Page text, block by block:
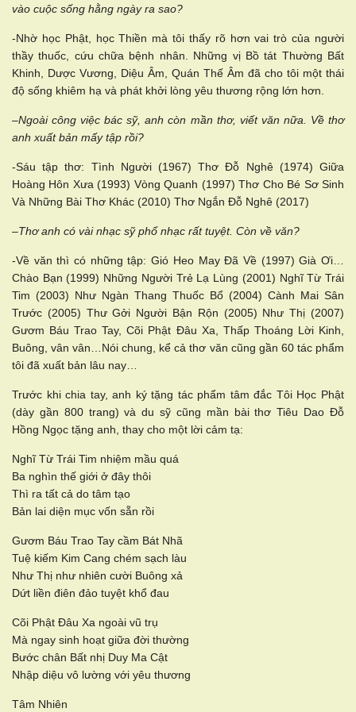
vào cuộc sống hằng ngày ra sao?
-Nhờ học Phật, học Thiền mà tôi thấy rõ hơn vai trò của người
thầy thuốc, cứu chữa bệnh nhân. Những vị Bồ tát Thường Bất
Khinh, Dược Vương, Diệu Âm, Quán Thế Âm đã cho tôi một thái
độ sống khiêm hạ và phát khởi lòng yêu thương rộng lớn hơn.
–Ngoài công việc bác sỹ, anh còn mần thơ, viết văn nữa. Về thơ
anh xuất bản mấy tập rồi?
-Sáu tập thơ: Tình Người (1967) Thơ Đỗ Nghê (1974) Giữa
Hoàng Hôn Xưa (1993) Vòng Quanh (1997) Thơ Cho Bé Sơ Sinh
Và Những Bài Thơ Khác (2010) Thơ Ngắn Đỗ Nghê (2017)
–Thơ anh có vài nhạc sỹ phổ nhạc rất tuyệt. Còn về văn?
-Về văn thì có những tập: Gió Heo May Đã Về (1997) Già Ơi…
Chào Bạn (1999) Những Người Trẻ Lạ Lùng (2001) Nghĩ Từ Trái
Tim (2003) Như Ngàn Thang Thuốc Bổ (2004) Cành Mai Sân
Trước (2005) Thư Gởi Người Bận Rộn (2005) Như Thị (2007)
Gươm Báu Trao Tay, Cõi Phật Đâu Xa, Thấp Thoáng Lời Kinh,
Buông, vân vân…Nói chung, kể cả thơ văn cũng gần 60 tác phẩm
tôi đã xuất bản lâu nay…
Trước khi chia tay, anh ký tặng tác phẩm tâm đắc Tôi Học Phật
(dày gần 800 trang) và du sỹ cũng mần bài thơ Tiêu Dao Đỗ
Hồng Ngọc tặng anh, thay cho một lời cảm tạ:
Nghĩ Từ Trái Tim nhiệm mầu quá
Ba nghìn thế giới ở đây thôi
Thì ra tất cả do tâm tạo
Bản lai diện mục vốn sẵn rồi
Gươm Báu Trao Tay cầm Bát Nhã
Tuệ kiếm Kim Cang chém sạch làu
Như Thị như nhiên cười Buông xả
Dứt liền điên đảo tuyệt khổ đau
Cõi Phật Đâu Xa ngoài vũ trụ
Mà ngay sinh hoạt giữa đời thường
Bước chân Bất nhị Duy Ma Cật
Nhập diệu vô lường với yêu thương
Tâm Nhiên